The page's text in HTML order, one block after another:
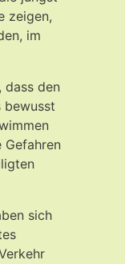
zeigen,
im
dass den
bewusst
Gefahren
sich